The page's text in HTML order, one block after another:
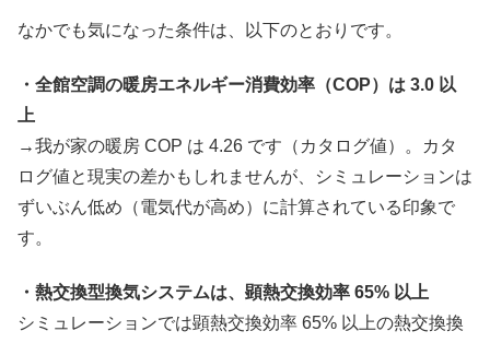
なかでも気になった条件は、以下のとおりです。
・全館空調の暖房エネルギー消費効率（COP）は 3.0 以
上
→我が家の暖房 COP は 4.26 です（カタログ値）。カタ
ログ値と現実の差かもしれませんが、シミュレーションは
ずいぶん低め（電気代が高め）に計算されている印象で
す。
・熱交換型換気システムは、顕熱交換効率 65% 以上
シミュレーションでは顕熱交換効率 65% 以上の熱交換換